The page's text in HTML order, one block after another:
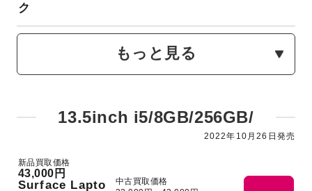
ク
もっと見る
13.5inch i5/8GB/256GB/
2022年10月26日発売
Surface Lapto
新品買取価格
43,000円
中古買取価格